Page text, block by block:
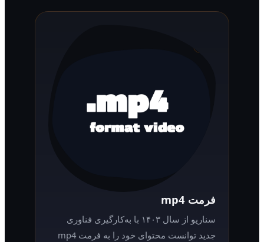
سناریو از سال ۱۴۰۳ با به‌کارگیری فناوری
جدید توانست محتوای خود را به فرمت mp4